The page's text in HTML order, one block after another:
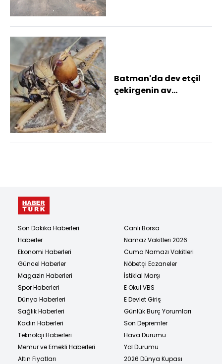
Batman'da dev etçil
çekirgenin av
Son Dakika Haberleri
Haberler
Ekonomi Haberleri
Güncel Haberler
Magazin Haberleri
Spor Haberleri
Dünya Haberleri
Sağlık Haberleri
Kadın Haberleri
Teknoloji Haberleri
Memur ve Emekli Haberleri
Altın Fiyatları
Canlı Borsa
Namaz Vakitleri 2026
Cuma Namazı Vakitleri
Nöbetçi Eczaneler
İstiklal Marşı
E Okul VBS
E Devlet Giriş
Günlük Burç Yorumları
Son Depremler
Hava Durumu
Yol Durumu
2026 Dünya Kupası